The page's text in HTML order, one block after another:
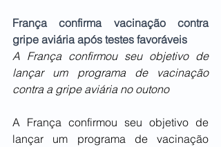
França confirma vacinação contra
gripe aviária após testes favoráveis
A França confirmou seu objetivo de
lançar um programa de vacinação
contra a gripe aviária no outono
A França confirmou seu objetivo de
lançar um programa de vacinação